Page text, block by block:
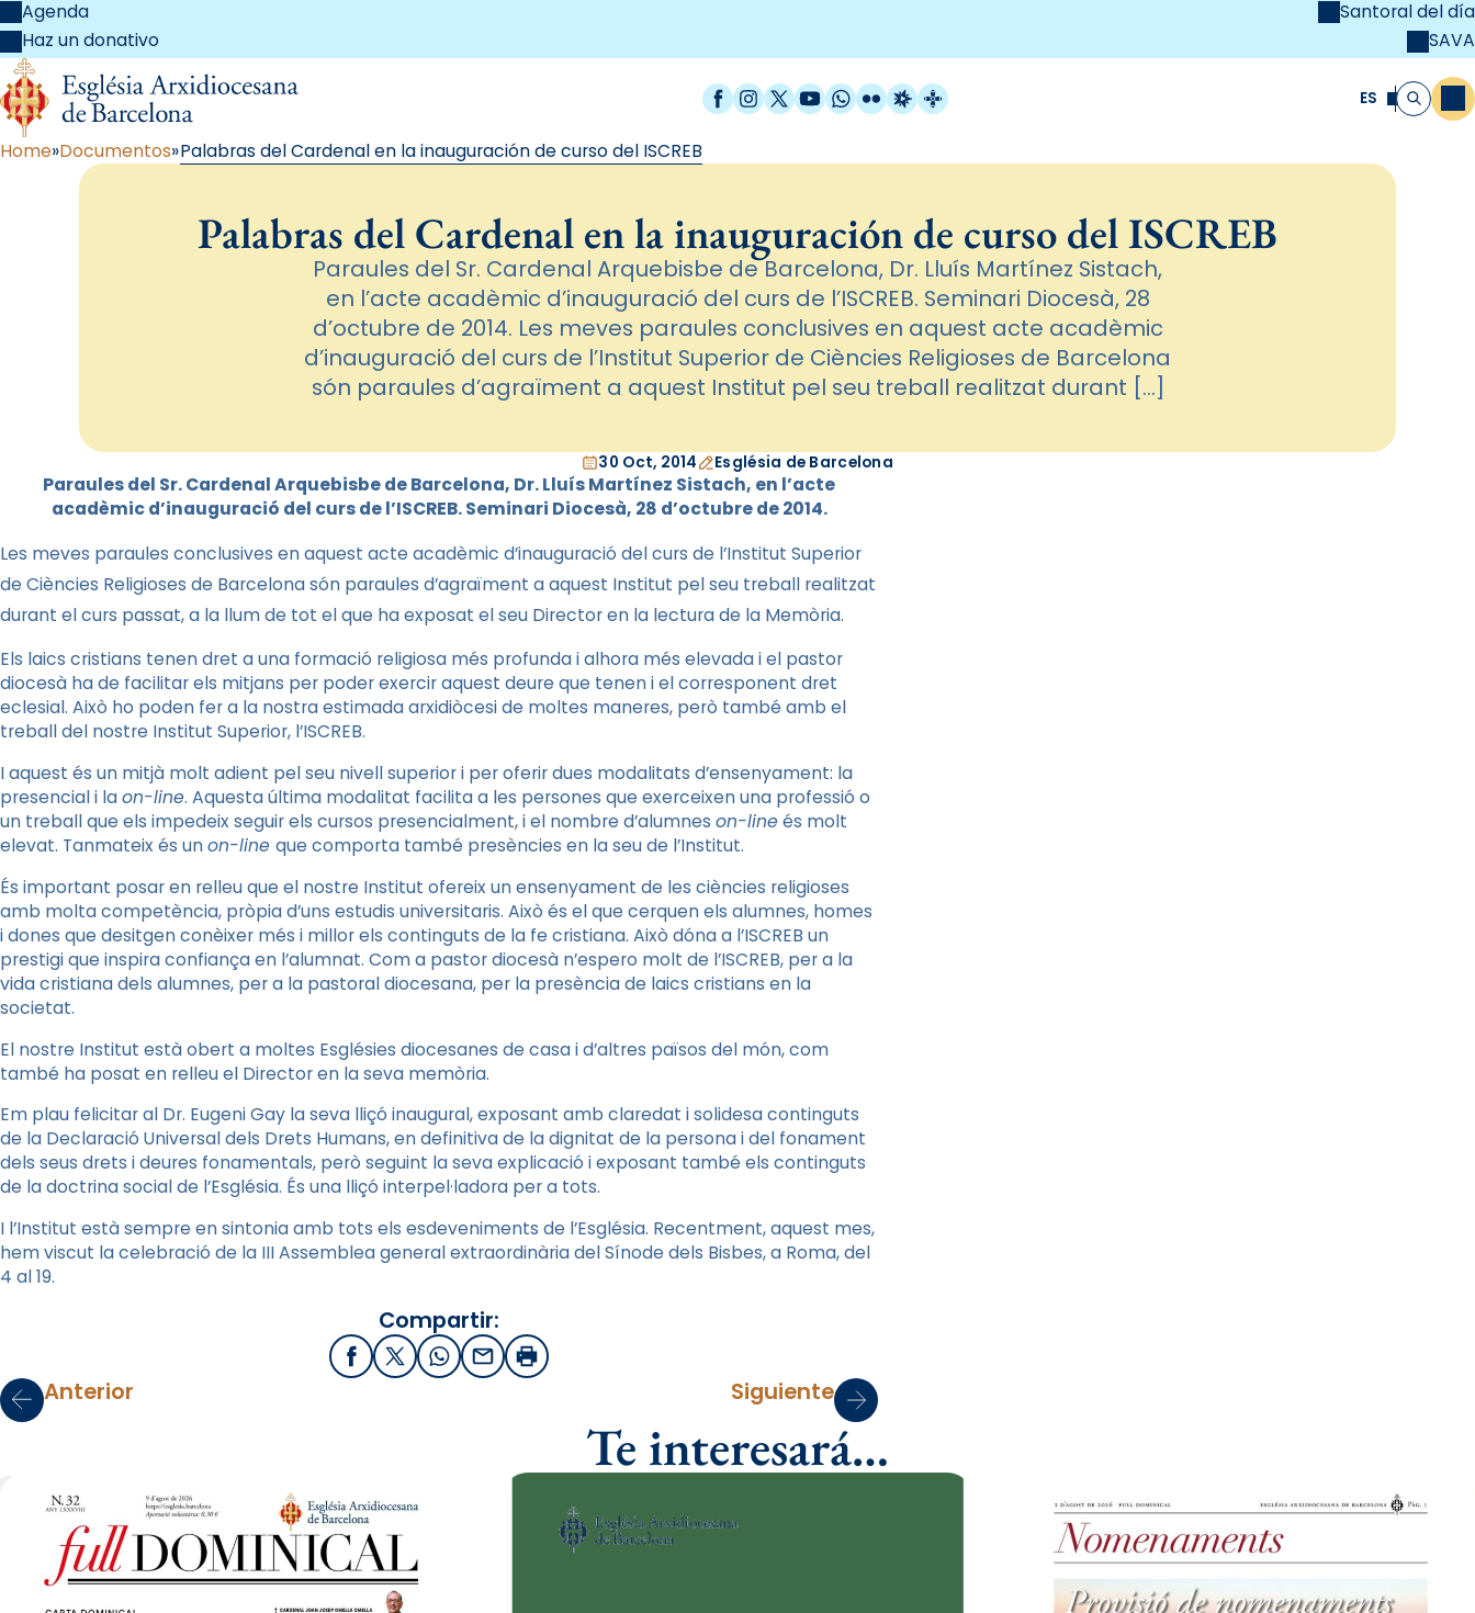
Agenda
Haz un donativo
Santoral del día
SAVA
Facebook
Instagram
X / Twitter
YouTube
WhatsApp
FlickrRadio Estel
Catalunya Cristiana ES Buscar
Home Documentos Palabras del Cardenal en la inauguración de curso del ISCREB
Palabras del Cardenal en la inauguración de curso del ISCREB
Paraules del Sr. Cardenal Arquebisbe de Barcelona, Dr. Lluís Martínez Sistach,
en l’acte acadèmic d’inauguració del curs de l’ISCREB. Seminari Diocesà, 28
d’octubre de 2014. Les meves paraules conclusives en aquest acte acadèmic
d’inauguració del curs de l’Institut Superior de Ciències Religioses de Barcelona
són paraules d’agraïment a aquest Institut pel seu treball realitzat durant […]
30 Oct, 2014 Església de Barcelona
Paraules del Sr. Cardenal Arquebisbe de Barcelona, Dr. Lluís Martínez Sistach, en l’acte
acadèmic d’inauguració del curs de l’ISCREB. Seminari Diocesà, 28 d’octubre de 2014.
Les meves paraules conclusives en aquest acte acadèmic d’inauguració del curs de l’Institut Superior
de Ciències Religioses de Barcelona són paraules d’agraïment a aquest Institut pel seu treball realitzat
durant el curs passat, a la llum de tot el que ha exposat el seu Director en la lectura de la Memòria.
Els laics cristians tenen dret a una formació religiosa més profunda i alhora més elevada i el pastor
diocesà ha de facilitar els mitjans per poder exercir aquest deure que tenen i el corresponent dret
eclesial. Això ho poden fer a la nostra estimada arxidiòcesi de moltes maneres, però també amb el
treball del nostre Institut Superior, l’ISCREB.
I aquest és un mitjà molt adient pel seu nivell superior i per oferir dues modalitats d’ensenyament: la
presencial i laon-line. Aquesta última modalitat facilita a les persones que exerceixen una professió o
un treball que els impedeix seguir els cursos presencialment, i el nombre d’alumnes on-lineés molt
elevat. Tanmateix és unon-line que comporta també presències en la seu de l’Institut.
És important posar en relleu que el nostre Institut ofereix un ensenyament de les ciències religioses
amb molta competència, pròpia d’uns estudis universitaris. Això és el que cerquen els alumnes, homes
i dones que desitgen conèixer més i millor els continguts de la fe cristiana. Això dóna a l’ISCREB un
prestigi que inspira confiança en l’alumnat. Com a pastor diocesà n’espero molt de l’ISCREB, per a la
vida cristiana dels alumnes, per a la pastoral diocesana, per la presència de laics cristians en la
societat.
El nostre Institut està obert a moltes Esglésies diocesanes de casa i d’altres països del món, com
també ha posat en relleu el Director en la seva memòria.
Em plau felicitar al Dr. Eugeni Gay la seva lliçó inaugural, exposant amb claredat i solidesa continguts
de la Declaració Universal dels Drets Humans, en definitiva de la dignitat de la persona i del fonament
dels seus drets i deures fonamentals, però seguint la seva explicació i exposant també els continguts
de la doctrina social de l’Església. És una lliçó interpel·ladora per a tots.
I l’Institut està sempre en sintonia amb tots els esdeveniments de l’Església. Recentment, aquest mes,
hem viscut la celebració de la III Assemblea general extraordinària del Sínode dels Bisbes, a Roma, del
4 al 19.
Compartir:
FacebookX / Twitter
WhatsApp
EmailImprimir
Anterior Siguiente
Te interesará…